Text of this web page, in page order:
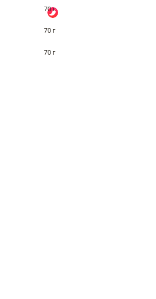
70 г
70 г
70 г